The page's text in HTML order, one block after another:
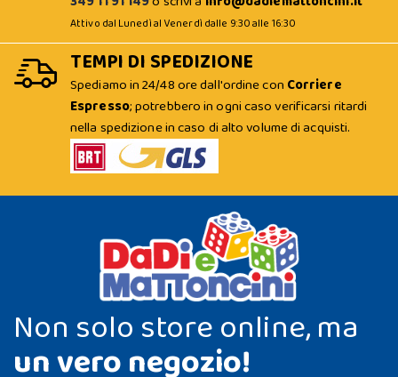
Attivo dal Lunedì al Venerdì dalle 9:30 alle 16:30
TEMPI DI SPEDIZIONE
Spediamo in 24/48 ore dall'ordine con Corriere
Espresso; potrebbero in ogni caso verificarsi ritardi
nella spedizione in caso di alto volume di acquisti.
Non solo store online, ma
un vero negozio!